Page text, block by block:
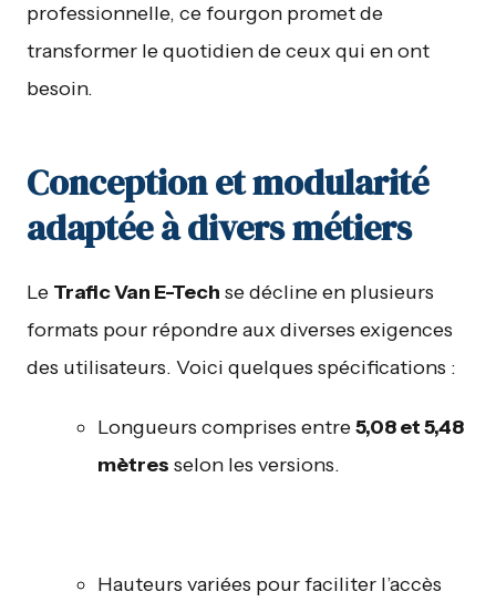
professionnelle, ce fourgon promet de
transformer le quotidien de ceux qui en ont
besoin.
Conception et modularité
adaptée à divers métiers
Le Trafic Van E-Tech se décline en plusieurs
formats pour répondre aux diverses exigences
des utilisateurs. Voici quelques spécifications :
Longueurs comprises entre5,08 et 5,48
mètres selon les versions.
Hauteurs variées pour faciliter l’accès